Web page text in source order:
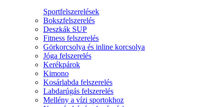
Sportfelszerelések
Bokszfelszerelés
Deszkák SUP
Fitness felszerelés
Görkorcsolya és inline korcsolya
Jóga felszerelés
Kerékpárok
Kimono
Kosárlabda felszerelés
Labdarúgás felszerelés
Mellény a vízi sportokhoz